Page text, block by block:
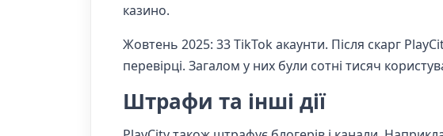
казино.
Жовтень 2025: 33 TikTok акаунти. Після скарг
перевірці. Загалом у них були сотні тисяч
Штрафи та інші дії